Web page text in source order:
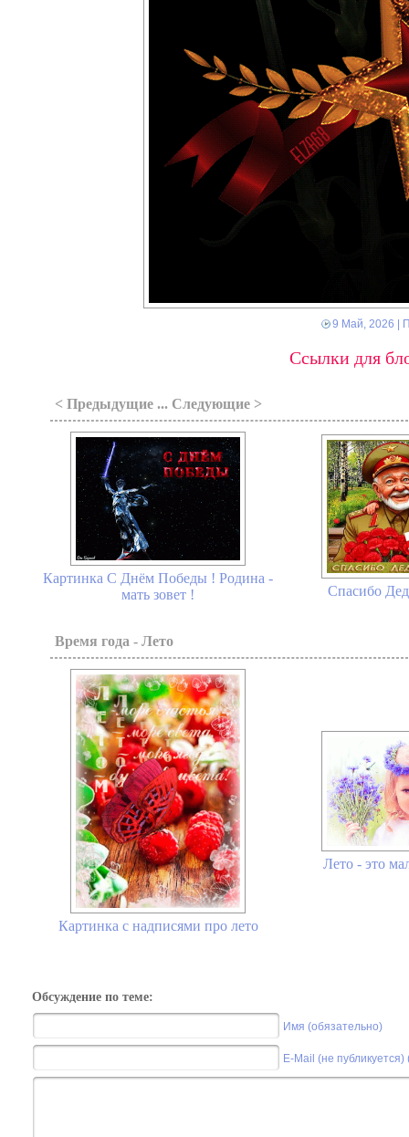
9 Май, 2026 |
Ссылки для
< Предыдущие ... Следующие >
Картинка С Днём Победы ! Родина -
мать зовет !
Спасибо
Время года - Лето
Картинка с надписями про лето
Лето - это
Обсуждение по теме:
Имя (обязательно)
E-Mail (не